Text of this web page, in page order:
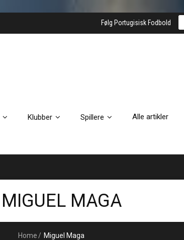
Følg Portugisisk Fodbold
Klubber Spillere Alle artikler
MIGUEL MAGA
Home / Miguel Maga